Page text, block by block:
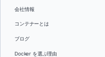
会社情報
コンテナーとは
ブログ
Docker を選ぶ理由